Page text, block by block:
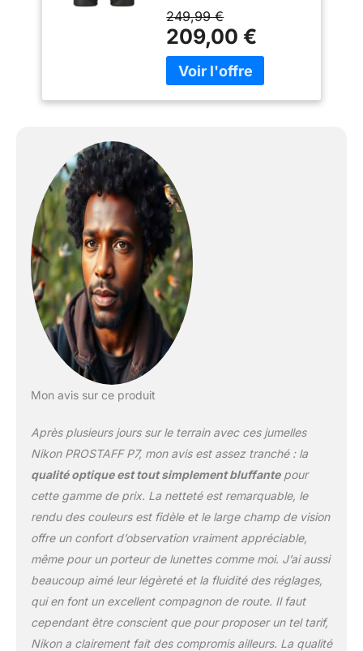
l’ensemble des lentilles et
prismes pour offrir des
images plus lumineuses.
Traitement de correction
de phase des prismes en
10x42, 8x30 et 10x30. la
conception étanche
(jusqu’à 1 m pendant 10
minutes maximum) et
anti-buée vous permet
de poursuivre vos
observations en toute
clarté quelles que soient
les conditions
météorologiques. Le
gainage caoutchouté
oculaire (15 mm au
minimum), ce qui en fait
les jumelles idéales pour
les porteurs de lunettes.
Les œilletons en
caoutchouc à crans
facilitent le
positionnement correct
portez pas de lunettes.
Spécifique P7: appliqué à
l’objectif et aux oculaires,
le traitement hydrofuge
249,99 €
209,00 €
Mon avis sur ce produit
Après plusieurs jours sur le terrain avec ces jumelles
Nikon PROSTAFF P7, mon avis est assez tranché : la
qualité optique est tout simplement bluffantepour
cette gamme de prix. La netteté est remarquable, le
rendu des couleurs est fidèle et le large champ de vision
offre un confort d’observation vraiment appréciable,
même pour un porteur de lunettes comme moi. J’ai aussi
beaucoup aimé leur légèreté et la fluidité des réglages,
qui en font un excellent compagnon de route. Il faut
cependant être conscient que pour proposer un tel tarif,
Nikon a clairement fait des compromis ailleurs. La qualité